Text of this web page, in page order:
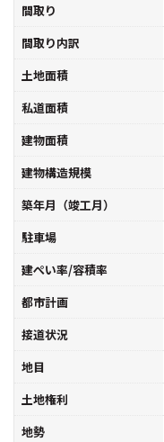
間取り
間取り内訳
土地面積
私道面積
建物面積
建物構造規模
築年月（竣工月）
駐車場
建ぺい率/容積率
都市計画
接道状況
地目
土地権利
地勢